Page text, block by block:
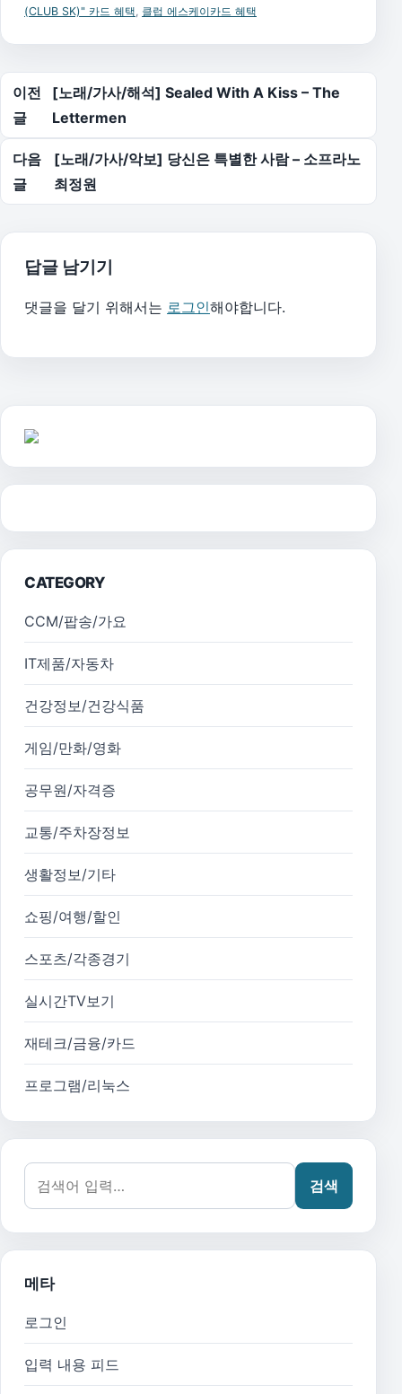
(CLUB SK)" 카드 혜택 클럽 에스케이카드 혜택
글 탐색
이전
글
[노래/가사/해석] Sealed With A Kiss – The
Lettermen
다음
글
[노래/가사/악보] 당신은 특별한 사람 – 소프라노
최정원
답글 남기기
댓글을 달기 위해서는 로그인해야합니다.
CATEGORY
CCM/팝송/가요
IT제품/자동차
건강정보/건강식품
게임/만화/영화
공무원/자격증
교통/주차장정보
생활정보/기타
쇼핑/여행/할인
스포츠/각종경기
실시간TV보기
재테크/금융/카드
프로그램/리눅스
검색어:
검색
메타
로그인
입력 내용 피드